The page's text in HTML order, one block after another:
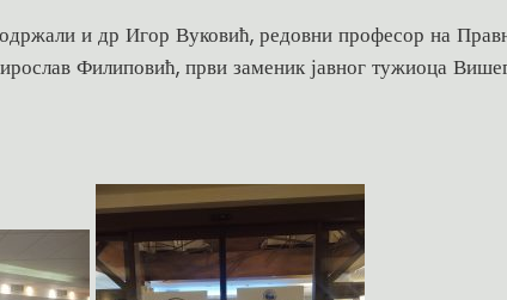
и др Игор Вуковић, редовни професор на
Филиповић, први заменик јавног тужиоца